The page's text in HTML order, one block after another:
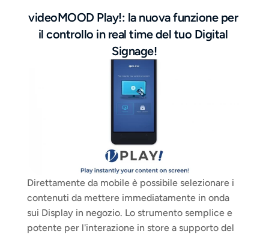
videoMOOD Play!: la nuova funzione per
il controllo in real time del tuo Digital
Signage!
Direttamente da mobile è possibile selezionare i
contenuti da mettere immediatamente in onda
sui Display in negozio. Lo strumento semplice e
potente per l'interazione in store a supporto del